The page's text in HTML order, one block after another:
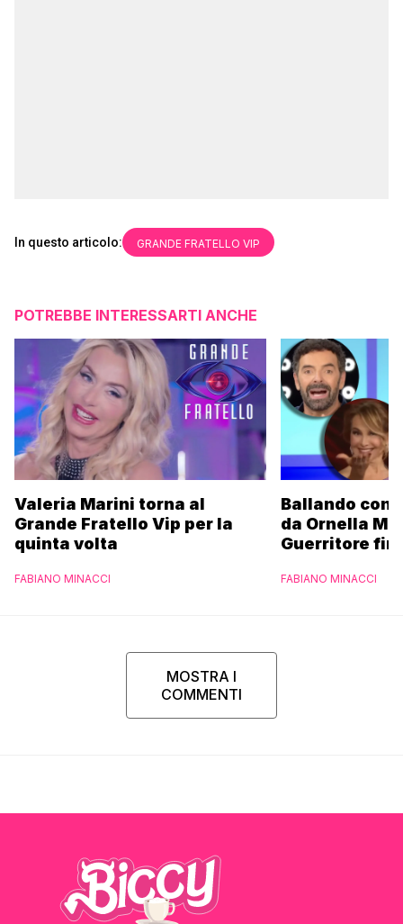
In questo articolo: GRANDE FRATELLO VIP
POTREBBE INTERESSARTI ANCHE
Valeria Marini torna al
Grande Fratello Vip per la
quinta volta
FABIANO MINACCI
Ballando con
da Ornella
Guerritore
l’esclusiva di
FABIANO MINACCI
MOSTRA I
COMMENTI